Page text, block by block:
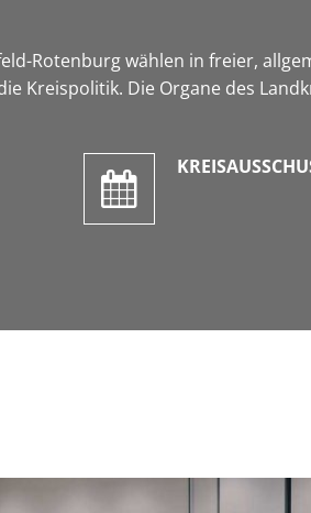
Rotenburg wählen in freier,
Kreispolitik. Die Organe des